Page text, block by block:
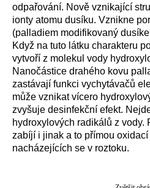
odpařování. Nově vznikající
ionty atomu dusíku. Vznikne
(palladiem modifikovaný
Když na tuto látku charakteru
vytvoří z molekul vody
Nanočástice drahého kovu
zastávají funkci vychytávačů
může vznikat vícero
zvyšuje desinfekční efekt.
hydroxylových radikálů z vody.
zabíjí i jinak a to přímou
nacházejících se v roztoku.